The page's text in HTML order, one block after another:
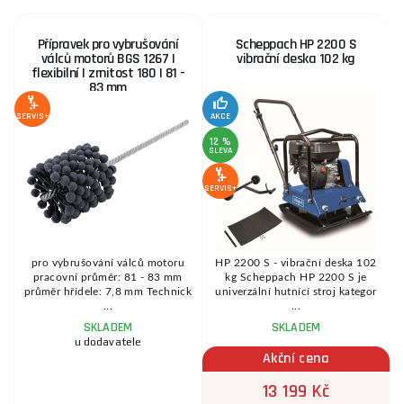
Přípravek pro vybrušování
válců motorů BGS 1267 |
flexibilní | zrnitost 180 | 81 -
83 mm
SERVIS+
pro vybrušování válců motoru
pracovní průměr: 81 - 83 mm
průměr hřídele: 7,8 mm Technick
SKLADEM
u dodavatele
Scheppach HP 2200 S
vibrační deska 102 kg
AKCE
12 %
SLEVA
SERVIS+
HP 2200 S - vibrační deska 102
kg Scheppach HP 2200 S je
univerzální hutnící stroj kategor
SKLADEM
Akční cena
13 199 Kč